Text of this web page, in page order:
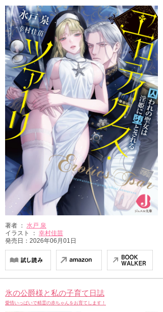
著者 ： 水戸 泉
イラスト ： 幸村佳苗
発売日：2026年06月01日
氷の公爵様と私の子育て日誌
愛情いっぱいで精霊の赤ちゃんをお育てします！